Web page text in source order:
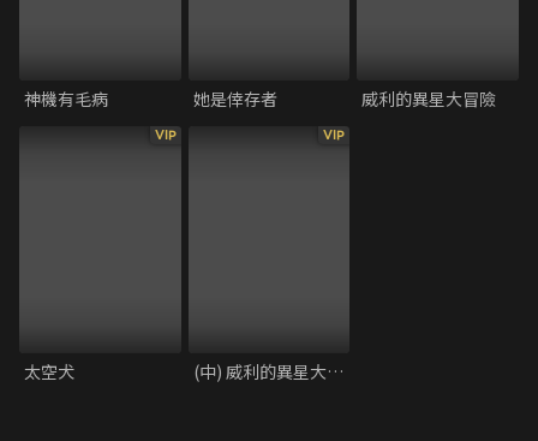
神機有毛病 她是倖存者 威利的異星大冒險
VIP
太空犬
VIP
(中) 威利的異星大冒險